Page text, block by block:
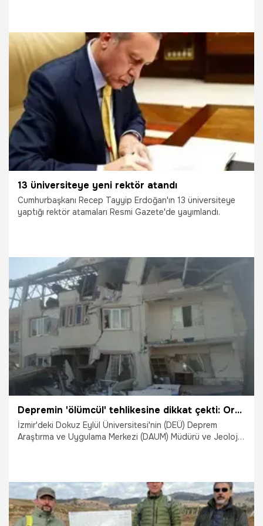
vatandaşlara uyarıda bulundu.
23.06.2023 Ekonomi
13 üniversiteye yeni rektör atandı
Cumhurbaşkanı Recep Tayyip Erdoğan'ın 13 üniversiteye
yaptığı rektör atamaları Resmi Gazete'de yayımlandı.
6.06.2023 Gündem
Depremin 'ölümcül' tehlikesine dikkat çekti: Ortadan kaldırılmalıdır
İzmir'deki Dokuz Eylül Üniversitesi'nin (DEÜ) Deprem
Araştırma ve Uygulama Merkezi (DAUM) Müdürü ve Jeoloji
yerleşimlerde hem can hem de mal kaybı ciddi boyutlara
ulaşmıştır. Demek ki sıvılaşma tehlikesi ortadan
kaldırılmadan bu binalar projelendirilip, inşa edilmiş.
Depremin suçu yok. Suç bu yanlış işlerin altına imza